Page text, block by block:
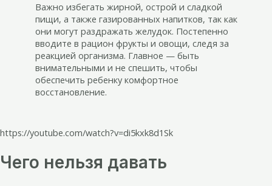
Важно избегать жирной, острой и сладкой
пищи, а также газированных напитков, так как
они могут раздражать желудок. Постепенно
вводите в рацион фрукты и овощи, следя за
реакцией организма. Главное — быть
внимательными и не спешить, чтобы
обеспечить ребенку комфортное
восстановление.
https://youtube.com/watch?v=di5kxk8d1Sk
Чего нельзя давать